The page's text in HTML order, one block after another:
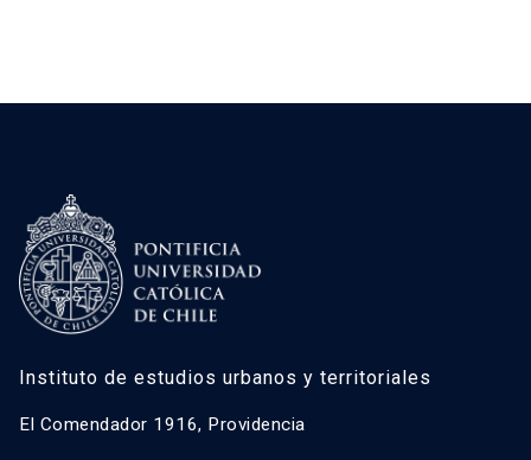
Instituto de estudios urbanos y territoriales
El Comendador 1916, Providencia